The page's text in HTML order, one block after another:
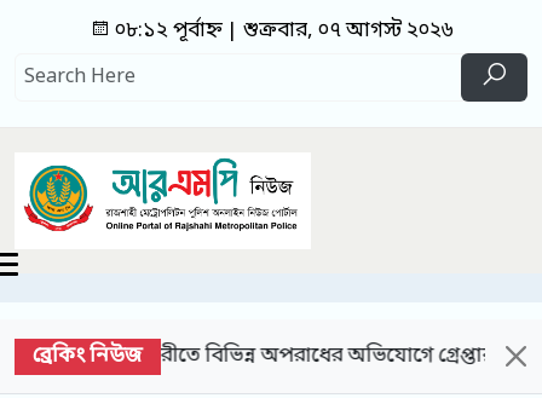
০৮:১২ পূর্বাহ্ন | শুক্রবার, ০৭ আগস্ট ২০২৬
ব্রেকিং নিউজ
মহানগরীতে বিভিন্ন অপরাধের অভিযোগে গ্রেপ্তার ২৫ জন